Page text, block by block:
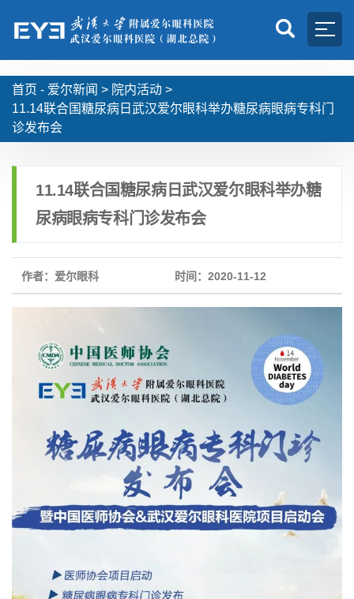
首页 - 爱尔新闻 > 院内活动 >
11.14联合国糖尿病日武汉爱尔眼科举办糖尿病眼病专科门
诊发布会
11.14联合国糖尿病日武汉爱尔眼科举办糖
尿病眼病专科门诊发布会
作者：爱尔眼科 时间：2020-11-12